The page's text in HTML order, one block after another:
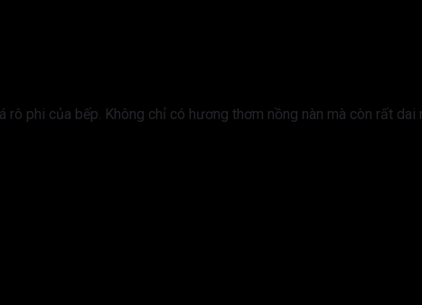
phi của bếp. Không chỉ có hương thơm nồng nàn mà còn rất dai